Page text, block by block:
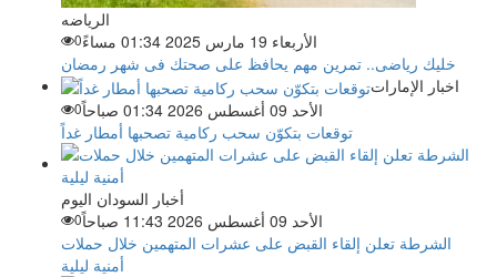
الرياضه
الأربعاء 19 مارس 2025 01:34 مساءً
0
خليك رياضى.. تمرين مهم يحافظ على صحتك فى شهر رمضان
اخبار الإمارات
الأحد 09 أغسطس 2026 01:34 صباحاً
0
توقعات بتكوّن سحب ركامية تصحبها أمطار غداً
أخبار السودان اليوم
الأحد 09 أغسطس 2026 11:43 صباحاً
0
الشرطة تعلن إلقاء القبض على عشرات المتهمين خلال حملات
أمنية ليلية